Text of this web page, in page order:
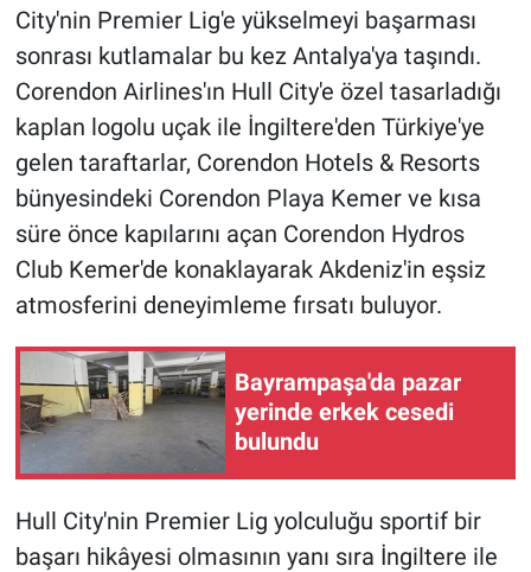
City'nin Premier Lig'e yükselmeyi başarması
sonrası kutlamalar bu kez Antalya'ya taşındı.
Corendon Airlines'ın Hull City'e özel tasarladığı
kaplan logolu uçak ile İngiltere'den Türkiye'ye
gelen taraftarlar, Corendon Hotels & Resorts
bünyesindeki Corendon Playa Kemer ve kısa
süre önce kapılarını açan Corendon Hydros
Club Kemer'de konaklayarak Akdeniz'in eşsiz
atmosferini deneyimleme fırsatı buluyor.
Bayrampaşa'da pazar
yerinde erkek cesedi
bulundu
Hull City'nin Premier Lig yolculuğu sportif bir
başarı hikâyesi olmasının yanı sıra İngiltere ile
Haber
İlan
Kimdir
Koronavirüs
Kültür Sanat
Ne demişti
Nedir
Popüler
Programlar